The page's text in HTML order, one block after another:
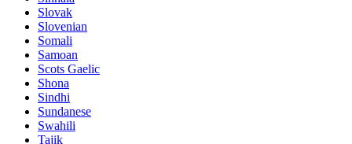
Slovak
Slovenian
Somali
Samoan
Scots Gaelic
Shona
Sindhi
Sundanese
Swahili
Tajik